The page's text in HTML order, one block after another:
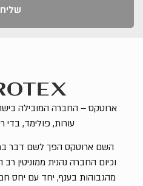
ארוטקס – החברה המובילה
עורות, פולימד, בדי
השם ארוטקס הפך לשם דבר
וכיום החברה נהנית ממוניטין
מהגבוהות בענף, יחד עם יחס